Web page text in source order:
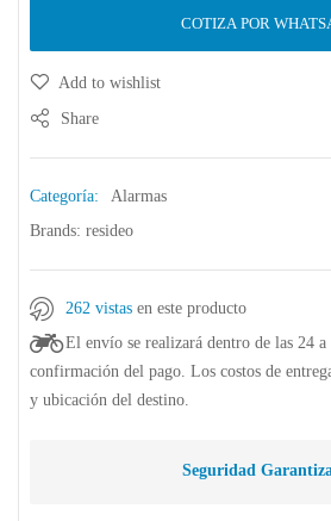
COTIZA POR
Add to wishlist
Share
Categoría:
Alarmas
Brands: resideo
262 vistas en este producto
El envío se realizará dentro de las 24
confirmación del pago. Los costos de
y ubicación del destino.
Seguridad